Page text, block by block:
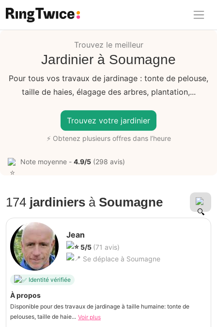
Ring Twice
Trouvez le meilleur
Jardinier à Soumagne
Pour tous vos travaux de jardinage : tonte de pelouse,
taille de haies, élagage des arbres, plantation,...
Trouvez votre jardinier
⚡ Obtenez plusieurs offres dans l’heure
Note moyenne - 4.9/5 (298 avis)
174 jardiniers à Soumagne
Jean
5/5 (71 avis)
Se déplace à Soumagne
Identité vérifiée
À propos
Disponible pour des travaux de jardinage à taille humaine: tonte de
pelouses, taille de haie... Voir plus